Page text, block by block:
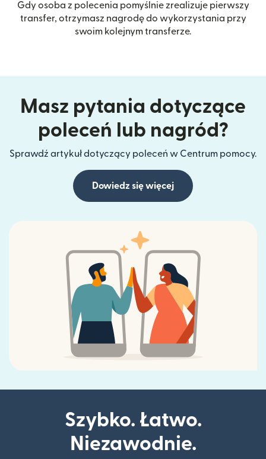
Gdy osoba z polecenia pomyślnie zrealizuje pierwszy
transfer, otrzymasz nagrodę do wykorzystania przy
swoim kolejnym transferze.
Masz pytania dotyczące
poleceń lub nagród?
Sprawdź artykuł dotyczący poleceń w Centrum pomocy.
Dowiedz się więcej
Szybko. Łatwo.
Niezawodnie.